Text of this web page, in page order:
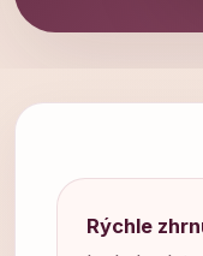
Rýchle